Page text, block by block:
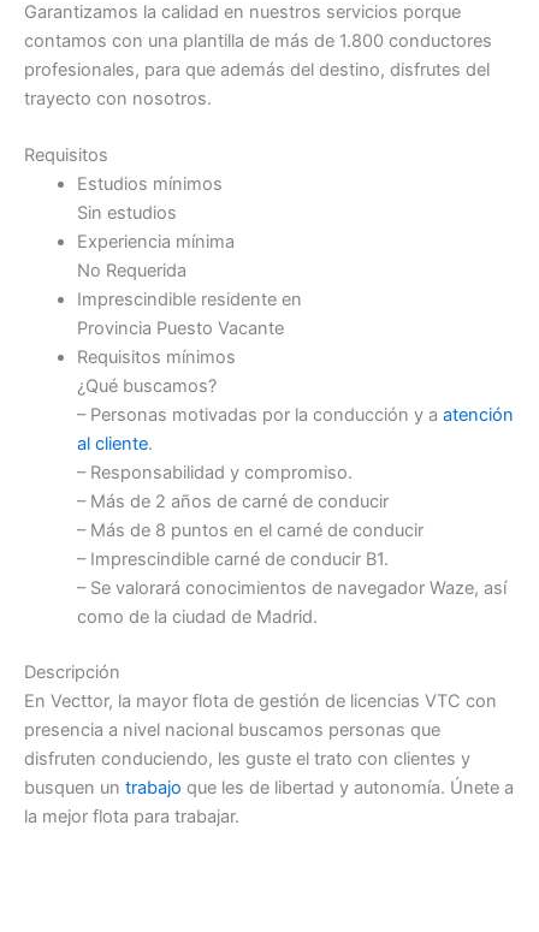
Garantizamos la calidad en nuestros servicios porque
contamos con una plantilla de más de 1.800 conductores
profesionales, para que además del destino, disfrutes del
trayecto con nosotros.
Requisitos
Estudios mínimos
Sin estudios
Experiencia mínima
No Requerida
Imprescindible residente en
Provincia Puesto Vacante
Requisitos mínimos
¿Qué buscamos?
– Personas motivadas por la conducción y a atención
al cliente.
– Responsabilidad y compromiso.
– Más de 2 años de carné de conducir
– Más de 8 puntos en el carné de conducir
– Imprescindible carné de conducir B1.
– Se valorará conocimientos de navegador Waze, así
como de la ciudad de Madrid.
Descripción
En Vecttor, la mayor flota de gestión de licencias VTC con
presencia a nivel nacional buscamos personas que
disfruten conduciendo, les guste el trato con clientes y
busquen un trabajo que les de libertad y autonomía. Únete a
la mejor flota para trabajar.